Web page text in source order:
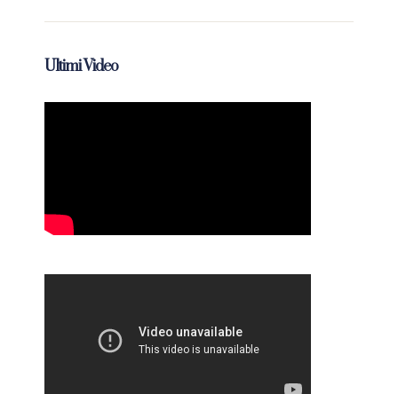
Ultimi Video